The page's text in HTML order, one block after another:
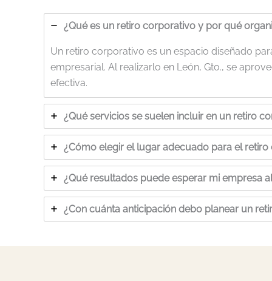
¿Qué es un retiro corporativo y por qué
Un retiro corporativo es un espacio diseñado
empresarial. Al realizarlo en León, Gto., se
efectiva.
¿Qué servicios se suelen incluir en un retiro
¿Cómo elegir el lugar adecuado para el retiro
¿Qué resultados puede esperar mi empresa
¿Con cuánta anticipación debo planear un